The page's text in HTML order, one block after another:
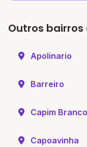
Outros
Apolinario
Barreiro
Capim Branco
Capoavinha